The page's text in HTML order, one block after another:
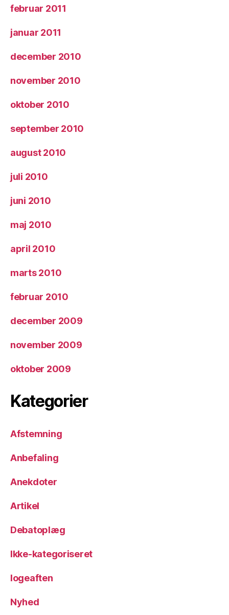
februar 2011
januar 2011
december 2010
november 2010
oktober 2010
september 2010
august 2010
juli 2010
juni 2010
maj 2010
april 2010
marts 2010
februar 2010
december 2009
november 2009
oktober 2009
Kategorier
Afstemning
Anbefaling
Anekdoter
Artikel
Debatoplæg
Ikke-kategoriseret
logeaften
Nyhed